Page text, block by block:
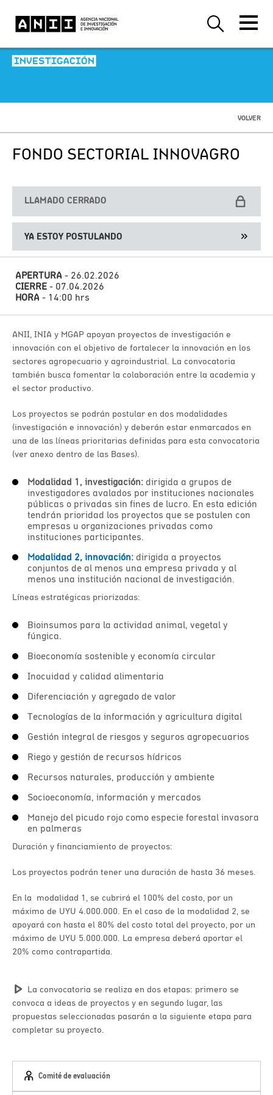
-INVESTIGACIÓN-
VOLVER
FONDO SECTORIAL INNOVAGRO
LLAMADO CERRADO
YA ESTOY POSTULANDO
APERTURA - 26.02.2026
CIERRE - 07.04.2026
HORA - 14:00 hrs
ANII, INIA y MGAP apoyan proyectos de investigación e
innovación con el objetivo de fortalecer la innovación en los
sectores agropecuario y agroindustrial. La convocatoria
también busca fomentar la colaboración entre la academia y
el sector productivo.
Los proyectos se podrán postular en dos modalidades
(investigación e innovación) y deberán estar enmarcados en
una de las líneas prioritarias definidas para esta convocatoria
(ver anexo dentro de las Bases).
Modalidad 1, investigación: dirigida a grupos de
investigadores avalados por instituciones nacionales
públicas o privadas sin fines de lucro. En esta edición
tendrán prioridad los proyectos que se postulen con
empresas u organizaciones privadas como
instituciones participantes.
Modalidad 2, innovación: dirigida a proyectos
conjuntos de al menos una empresa privada y al
menos una institución nacional de investigación.
Líneas estratégicas priorizadas:
Bioinsumos para la actividad animal, vegetal y
fúngica.
Bioeconomía sostenible y economía circular
Inocuidad y calidad alimentaria
Diferenciación y agregado de valor
Tecnologías de la información y agricultura digital
Gestión integral de riesgos y seguros agropecuarios
Riego y gestión de recursos hídricos
Recursos naturales, producción y ambiente
Socioeconomía, información y mercados
Manejo del picudo rojo como especie forestal invasora
en palmeras
Duración y financiamiento de proyectos:
Los proyectos podrán tener una duración de hasta 36 meses.
En la modalidad 1, se cubrirá el 100% del costo, por un
máximo de UYU 4.000.000. En el caso de la modalidad 2, se
apoyará con hasta el 80% del costo total del proyecto, por un
máximo de UYU 5.000.000. La empresa deberá aportar el
20% como contrapartida.
La convocatoria se realiza en dos etapas: primero se
convoca a ideas de proyectos y en segundo lugar, las
propuestas seleccionadas pasarán a la siguiente etapa para
completar su proyecto.
Comité de evaluación